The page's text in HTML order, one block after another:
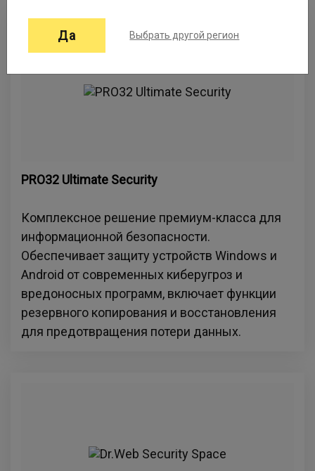
PRO32 Ultimate Security
Комплексное решение премиум-класса для
информационной безопасности.
Обеспечивает защиту устройств Windows и
Android от современных киберугроз и
вредоносных программ, включает функции
резервного копирования и восстановления
для предотвращения потери данных.
Да Выбрать другой регион